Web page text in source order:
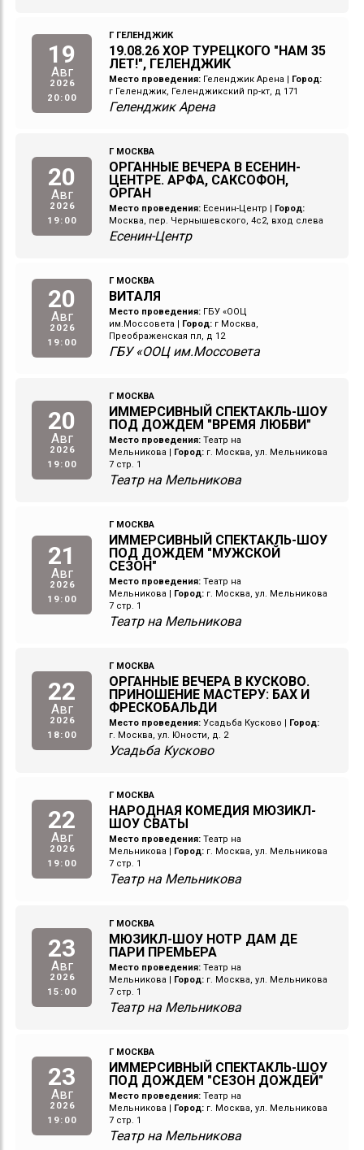
19
Авг
2026
20:00
Г ГЕЛЕНДЖИК
19.08.26 ХОР ТУРЕЦКОГО "НАМ 35
ЛЕТ!", ГЕЛЕНДЖИК
Место проведения: Геленджик Арена
Город:
г Геленджик, Геленджикский пр-кт, д 171
Геленджик Арена
20
Авг
2026
19:00
Г МОСКВА
ОРГАННЫЕ ВЕЧЕРА В ЕСЕНИН-
ЦЕНТРЕ. АРФА, САКСОФОН,
ОРГАН
Место проведения: Есенин-Центр
Город:
Москва, пер. Чернышевского, 4с2, вход слева
Есенин-Центр
20
Авг
2026
19:00
Г МОСКВА
ВИТАЛЯ
Место проведения: ГБУ «ООЦ
им.Моссовета
Город: г Москва,
Преображенская пл, д 12
ГБУ «ООЦ им.Моссовета
20
Авг
2026
19:00
Г МОСКВА
ИММЕРСИВНЫЙ СПЕКТАКЛЬ-ШОУ
ПОД ДОЖДЕМ "ВРЕМЯ ЛЮБВИ"
Место проведения: Театр на
Мельникова
Город: г. Москва, ул. Мельникова
7 стр. 1
Театр на Мельникова
21
Авг
2026
19:00
Г МОСКВА
ИММЕРСИВНЫЙ СПЕКТАКЛЬ-ШОУ
ПОД ДОЖДЕМ "МУЖСКОЙ
СЕЗОН"
Место проведения: Театр на
Мельникова
Город: г. Москва, ул. Мельникова
7 стр. 1
Театр на Мельникова
22
Авг
2026
18:00
Г МОСКВА
ОРГАННЫЕ ВЕЧЕРА В КУСКОВО.
ПРИНОШЕНИЕ МАСТЕРУ: БАХ И
ФРЕСКОБАЛЬДИ
Место проведения: Усадьба Кусково
Город:
г. Москва, ул. Юности, д. 2
Усадьба Кусково
22
Авг
2026
19:00
Г МОСКВА
НАРОДНАЯ КОМЕДИЯ МЮЗИКЛ-
ШОУ СВАТЫ
Место проведения: Театр на
Мельникова
Город: г. Москва, ул. Мельникова
7 стр. 1
Театр на Мельникова
23
Авг
2026
15:00
Г МОСКВА
МЮЗИКЛ-ШОУ НОТР ДАМ ДЕ
ПАРИ ПРЕМЬЕРА
Место проведения: Театр на
Мельникова
Город: г. Москва, ул. Мельникова
7 стр. 1
Театр на Мельникова
23
Авг
2026
19:00
Г МОСКВА
ИММЕРСИВНЫЙ СПЕКТАКЛЬ-ШОУ
ПОД ДОЖДЕМ "СЕЗОН ДОЖДЕЙ"
Место проведения: Театр на
Мельникова
Город: г. Москва, ул. Мельникова
7 стр. 1
Театр на Мельникова